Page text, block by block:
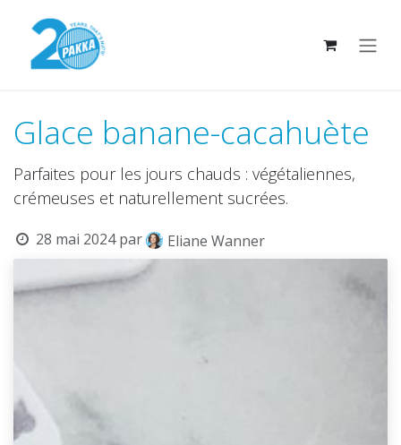
Glace banane-cacahuète
Parfaites pour les jours chauds : végétaliennes,
crémeuses et naturellement sucrées.
28 mai 2024 par Eliane Wanner